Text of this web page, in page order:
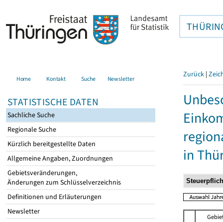
Home Kontakt Suche Newsletter
STATISTISCHE DATEN
Sachliche Suche
Regionale Suche
Kürzlich bereitgestellte Daten
Allgemeine Angaben, Zuordnungen
Gebietsveränderungen,
Änderungen zum Schlüsselverzeichnis
Definitionen und Erläuterungen
Newsletter
Zurück |
in